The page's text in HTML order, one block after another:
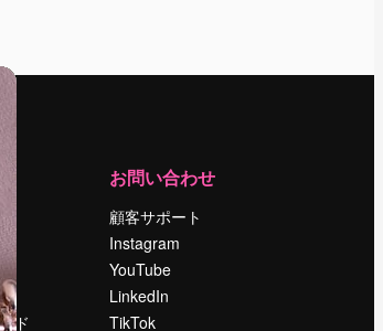
ド
お問い合わせ
顧客サポート
Instagram
YouTube
LinkedIn
TikTok